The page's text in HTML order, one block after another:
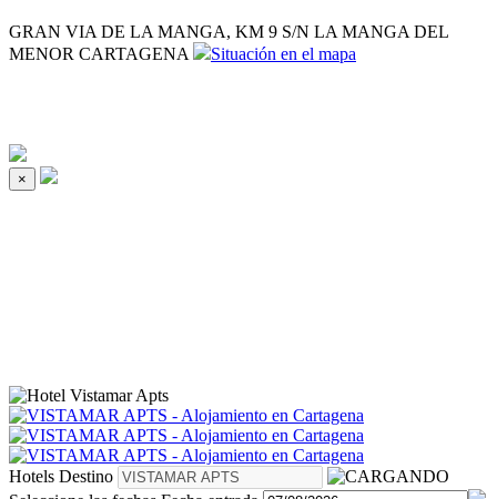
GRAN VIA DE LA MANGA, KM 9 S/N LA MANGA DEL
MENOR CARTAGENA
Situación en el mapa
×
Hotels Destino